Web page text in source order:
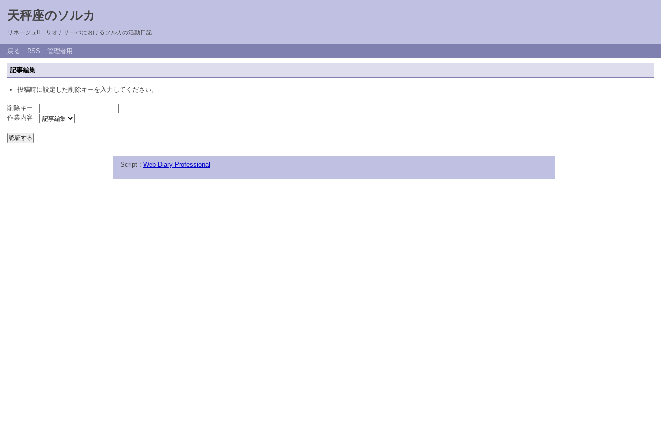
天秤座のソルカ
リネージュII リオナサーバにおけるソルカの活動日記
戻る RSS 管理者用
記事編集
投稿時に設定した削除キーを入力してください。
削除キー
作業内容
Script : Web Diary Professional